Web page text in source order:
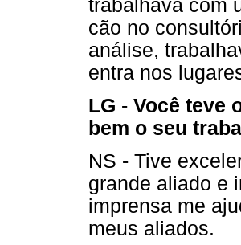
trabalhava com
cão no
análise,
entra nos
LG - Você teve
bem o seu
NS - Tive
grande aliado e
imprensa me
meus aliados.